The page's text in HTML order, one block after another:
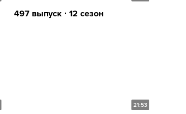
497 выпуск ∙ 12 сезон
21:53